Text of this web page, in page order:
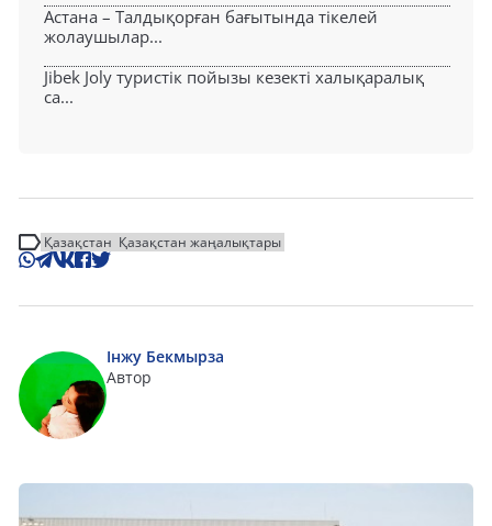
Астана – Талдықорған бағытында тікелей
жолаушылар...
Jibek Joly туристік пойызы кезекті халықаралық
са...
Қазақстан Қазақстан жаңалықтары
Інжу Бекмырза
Автор